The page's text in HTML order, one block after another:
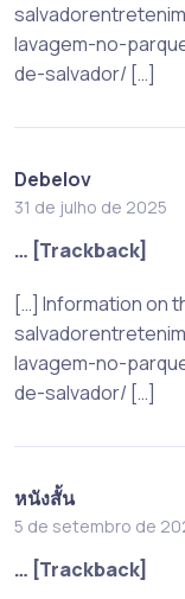
lavagem-no-
de-salvador/ […]
Debelov
31 de julho de 2025
… [Trackback]
[…] Information on
lavagem-no-
de-salvador/ […]
หนังสั้น
5 de setembro de
… [Trackback]